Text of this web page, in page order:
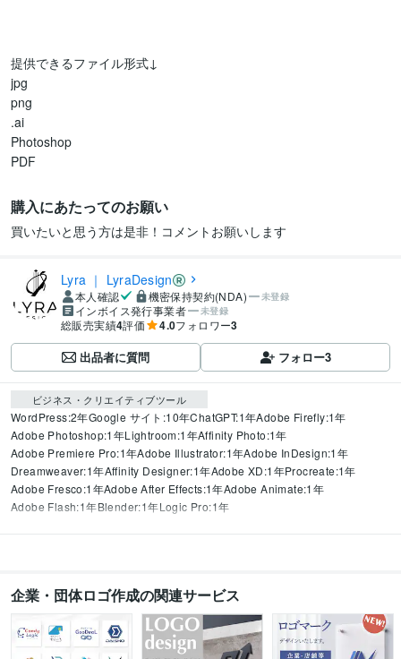
提供できるファイル形式↓
jpg
png
.ai
Photoshop
PDF
購入にあたってのお願い
買いたいと思う方は是非！コメントお願いします
Lyra ｜ LyraDesign
本人確認 機密保持契約(NDA) 未登録
インボイス発行事業者 未登録
総販売実績4評価 4.0フォロワー3
出品者に質問 フォロー3
ビジネス・クリエイティブツール
WordPress:2年Google サイト:10年ChatGPT:1年Adobe Firefly:1年
Adobe Photoshop:1年Lightroom:1年Affinity Photo:1年
Adobe Premiere Pro:1年Adobe Illustrator:1年Adobe InDesign:1年
Dreamweaver:1年Affinity Designer:1年Adobe XD:1年Procreate:1年
Adobe Fresco:1年Adobe After Effects:1年Adobe Animate:1年
Adobe Flash:1年Blender:1年Logic Pro:1年
企業・団体ロゴ作成の関連サービス